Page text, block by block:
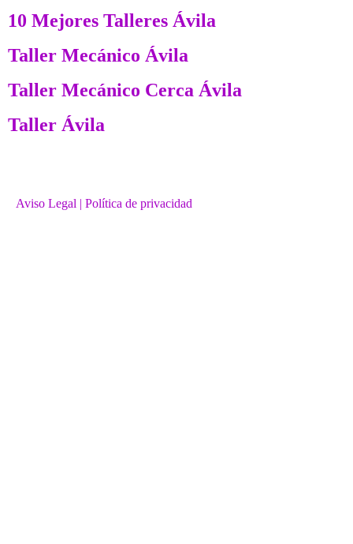
10 Mejores Talleres Ávila
Taller Mecánico Ávila
Taller Mecánico Cerca Ávila
Taller Ávila
Aviso Legal | Política de privacidad